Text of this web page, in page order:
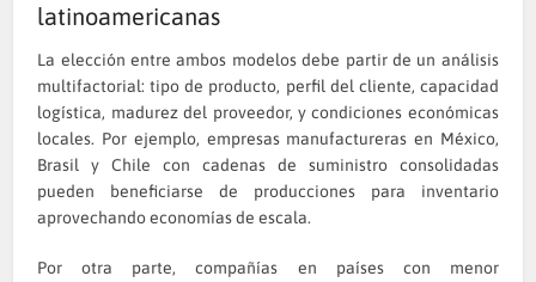
latinoamericanas
La elección entre ambos modelos debe partir de un análisis
multifactorial: tipo de producto, perfil del cliente, capacidad
logística, madurez del proveedor, y condiciones económicas
locales. Por ejemplo, empresas manufactureras en México,
Brasil y Chile con cadenas de suministro consolidadas
pueden beneficiarse de producciones para inventario
aprovechando economías de escala.
Por otra parte, compañías en países con menor